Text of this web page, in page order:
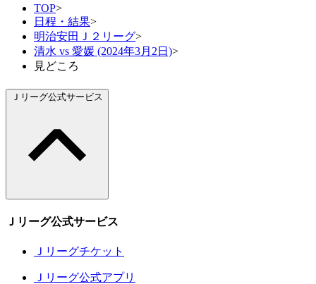
TOP>
日程・結果>
明治安田Ｊ２リーグ>
清水 vs 愛媛 (2024年3月2日)>
見どころ
Ｊリーグ公式サービス
Ｊリーグ公式サービス
Ｊリーグチケット
Ｊリーグ公式アプリ